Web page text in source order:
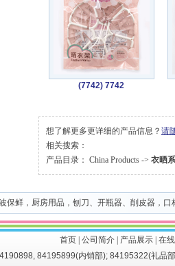
(7742) 7742
想了解更多更详细的产品信息？ 请
相关搜索：
产品目录： China Products -> 衣晒
保鲜 ， 厨房用品 ， 刨刀、开瓶器、削皮器 ， 口
首页| 公司简介| 产品展示| 在
84195899(内销部); 84195322(礼品